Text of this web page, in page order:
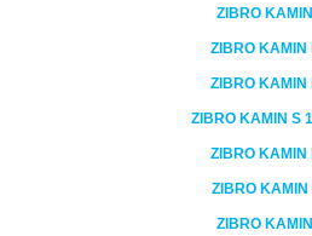
ZIBRO
ZIBRO KAMIN
ZIBRO KAMIN
ZIBRO KAMIN S
ZIBRO KAMIN
ZIBRO KAMIN
ZIBRO